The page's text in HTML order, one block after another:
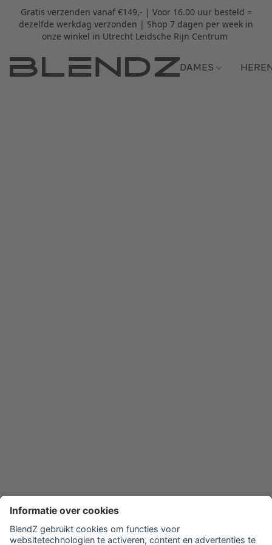
Gratis verzenden vanaf €149,- | Voor 16.00 uur besteld =
dezelfde werkdag verzonden | Shop 7 dagen per week in
onze winkel in Utrecht Leidsche Rijn Centrum
DAMES